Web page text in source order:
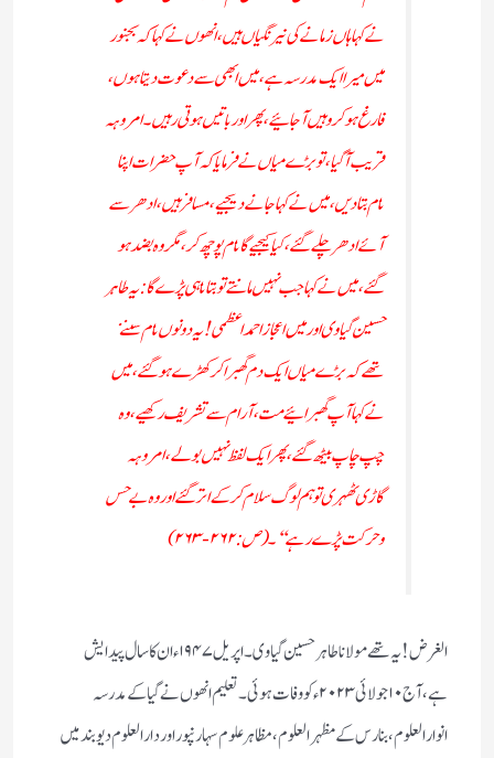
نے کہا ہاں زمانے کی نیرنگیاں ہیں، انھوں نے کہا کہ بجنور
میں میرا ایک مدرسہ ہے، میں ابھی سے دعوت دیتا ہوں ،
فارغ ہو کر وہیں آجائیے ، پھر اور باتیں ہوتی رہیں ۔ امروہہ
قریب آگیا، تو بڑے میاں نے فرمایا کہ آپ حضرات اپنا
نام بتادیں، میں نے کہا جانے دیجیے ، مسافر ہیں، ادھر سے
آئے ادھر چلے گئے، کیا کیجیے گا نام پوچھ کر، مگر وہ بضد ہو
گئے ، میں نے کہا جب نہیں مانتے تو بتا نا ہی پڑے گا: یہ طاہر
حسین گیاوی اور میں اعجاز احمد اعظمی ! یہ دونوں نام سننے
تھے کہ بڑے میاں ایک دم گھبرا کر کھڑے ہو گئے ، میں
نے کہا آپ گھبرائیے مت، آرام سے تشریف رکھیے ، وہ
چپ چاپ بیٹھ گئے، پھر ایک لفظ نہیں بولے،امروہہ
گاڑی ٹھہری تو ہم لوگ سلام کرکے اتر گئے اور وہ بے حس
و حرکت پڑے رہے‘‘۔(ص:۲۶۲-۲۶۳)
الغرض ! یہ تھے مولانا طاہر حسین گیاوی۔ اپریل ۱۹۴۷ء ان کا سال پیدایش
ہے،آج ۱۰ جولائی ۲۰۲۳ء کو وفات ہوئی۔تعلیم انھوں نے گیا کے مدرسہ
انوارالعلوم،بنارس کے مظہر العلوم،مظاہر علوم سہارنپور اور دارالعلوم دیوبند میں